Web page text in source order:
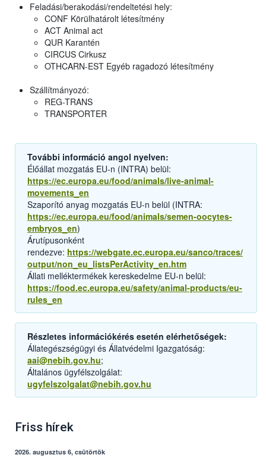
Feladási/berakodási/rendeltetési hely:
CONF Körülhatárolt létesítmény
ACT Animal act
QUR Karantén
CIRCUS Cirkusz
OTHCARN-EST Egyéb ragadozó létesítmény
Szállítmányozó:
REG-TRANS
TRANSPORTER
További információ angol nyelven:
Élőállat mozgatás EU-n (INTRA) belül:
https://ec.europa.eu/food/animals/live-animal-
movements_en
Szaporító anyag mozgatás EU-n belül (INTRA:
https://ec.europa.eu/food/animals/semen-oocytes-
embryos_en)
Árutípusonként
rendezve: https://webgate.ec.europa.eu/sanco/traces/
output/non_eu_listsPerActivity_en.htm
Állati melléktermékek kereskedelme EU-n belül:
https://food.ec.europa.eu/safety/animal-products/eu-
rules_en
Részletes információkérés esetén elérhetőségek:
Állategészségügyi és Állatvédelmi Igazgatóság:
aai@nebih.gov.hu;
Általános ügyfélszolgálat:
ugyfelszolgalat@nebih.gov.hu
Friss hírek
2026. augusztus 6, csütörtök